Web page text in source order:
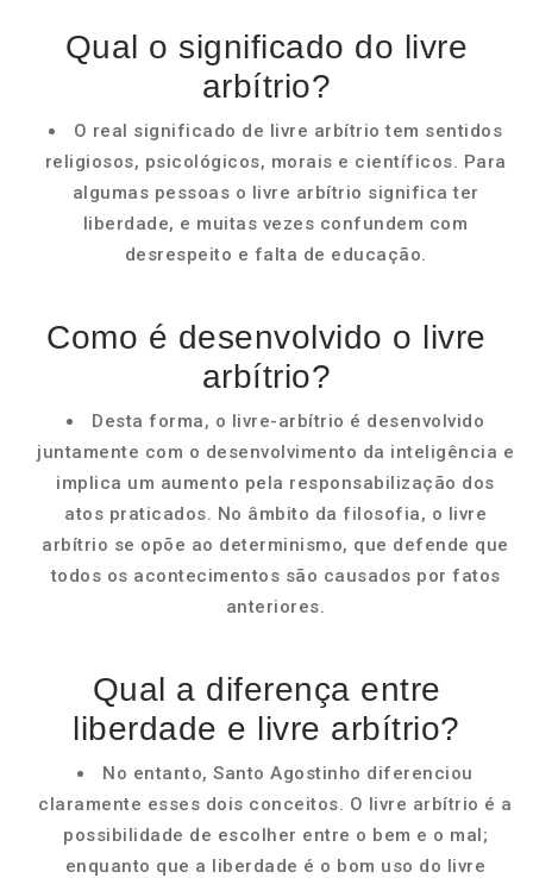
Qual o significado do livre
arbítrio?
O real significado de livre arbítrio tem sentidos
religiosos, psicológicos, morais e científicos. Para
algumas pessoas o livre arbítrio significa ter
liberdade, e muitas vezes confundem com
desrespeito e falta de educação.
Como é desenvolvido o livre
arbítrio?
Desta forma, o livre-arbítrio é desenvolvido
juntamente com o desenvolvimento da inteligência e
implica um aumento pela responsabilização dos
atos praticados. No âmbito da filosofia, o livre
arbítrio se opõe ao determinismo, que defende que
todos os acontecimentos são causados por fatos
anteriores.
Qual a diferença entre
liberdade e livre arbítrio?
No entanto, Santo Agostinho diferenciou
claramente esses dois conceitos. O livre arbítrio é a
possibilidade de escolher entre o bem e o mal;
enquanto que a liberdade é o bom uso do livre